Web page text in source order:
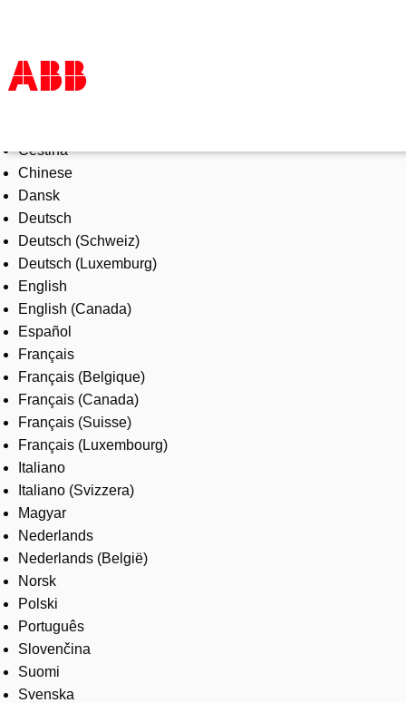
Products & Solutions
Industries
Services
About us
Where to buy
Contact us
Careers
Čeština
Chinese
Dansk
Deutsch
Deutsch (Schweiz)
Deutsch (Luxemburg)
English
English (Canada)
Español
Français
Français (Belgique)
Français (Canada)
Français (Suisse)
Français (Luxembourg)
Italiano
Italiano (Svizzera)
Magyar
Nederlands
Nederlands (België)
Norsk
Polski
Português
Slovenčina
Suomi
Svenska